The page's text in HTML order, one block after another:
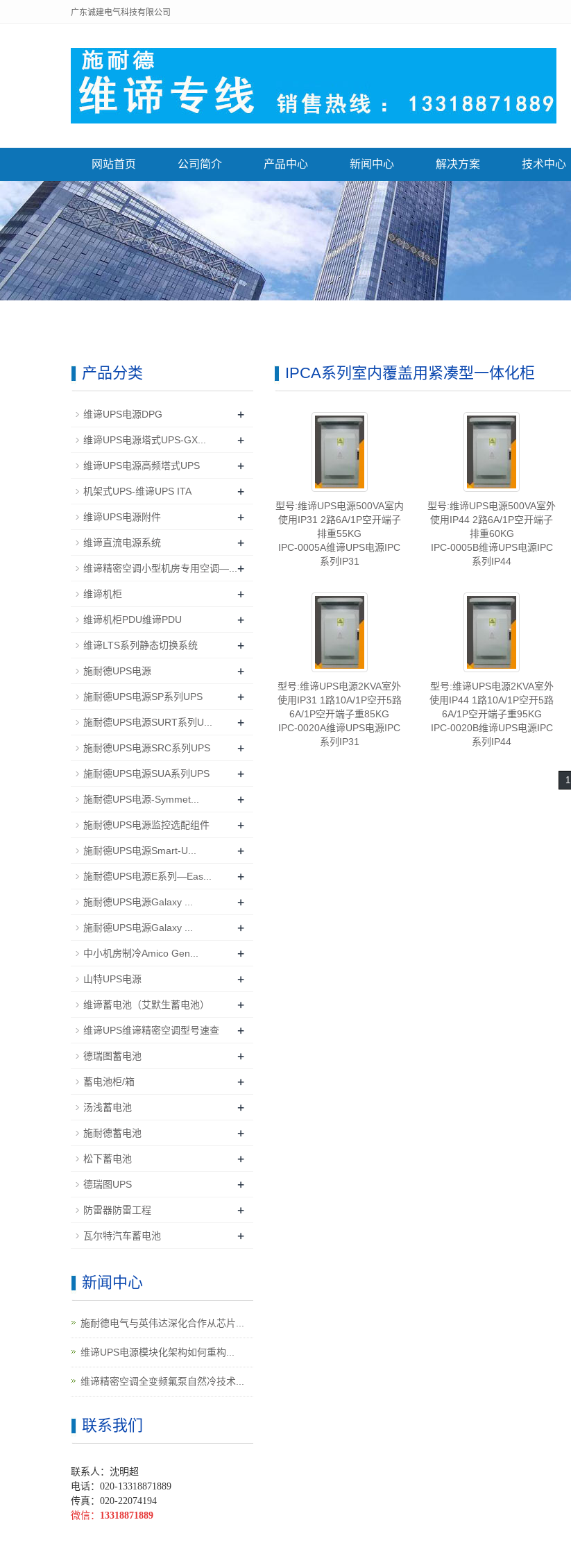
广东诚建电气科技有限公司
网站首页 公司简介 产品中心 新闻中心 解决方案 技术中心
IPCA系列室内覆盖用紧凑型一体化柜
型号:维谛UPS电源500VA室内
使用IP31 2路6A/1P空开端子
排重55KG
IPC-0005A维谛UPS电源IPC
系列IP31
型号:维谛UPS电源500VA室外
使用IP44 2路6A/1P空开端子
排重60KG
IPC-0005B维谛UPS电源IPC
系列IP44
型号:维谛UPS电源2KVA室外
使用IP31 1路10A/1P空开5路
6A/1P空开端子重85KG
IPC-0020A维谛UPS电源IPC
系列IP31
型号:维谛UPS电源2KVA室外
使用IP44 1路10A/1P空开5路
6A/1P空开端子重95KG
IPC-0020B维谛UPS电源IPC
系列IP44
1
产品分类
维谛UPS电源DPG +
维谛UPS电源塔式UPS-GX... +
维谛UPS电源高频塔式UPS +
机架式UPS-维谛UPS ITA +
维谛UPS电源附件 +
维谛直流电源系统 +
维谛精密空调小型机房专用空调—... +
维谛机柜 +
维谛机柜PDU维谛PDU +
维谛LTS系列静态切换系统 +
施耐德UPS电源 +
施耐德UPS电源SP系列UPS +
施耐德UPS电源SURT系列U... +
施耐德UPS电源SRC系列UPS +
施耐德UPS电源SUA系列UPS +
施耐德UPS电源-Symmet... +
施耐德UPS电源监控选配组件 +
施耐德UPS电源Smart-U... +
施耐德UPS电源E系列—Eas... +
施耐德UPS电源Galaxy ... +
施耐德UPS电源Galaxy ... +
中小机房制冷Amico Gen... +
山特UPS电源 +
维谛蓄电池（艾默生蓄电池） +
维谛UPS维谛精密空调型号速查 +
德瑞图蓄电池 +
蓄电池柜/箱 +
汤浅蓄电池 +
施耐德蓄电池 +
松下蓄电池 +
德瑞图UPS +
防雷器防雷工程 +
瓦尔特汽车蓄电池 +
新闻中心
施耐德电气与英伟达深化合作从芯片...
维谛UPS电源模块化架构如何重构...
维谛精密空调全变频氟泵自然冷技术...
联系我们
联系人：沈明超
电话：020-13318871889
传真：020-22074194
微信： 13318871889